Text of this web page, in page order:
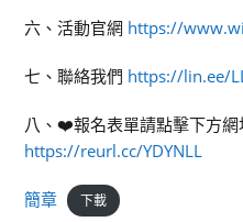
六、活動官網 https://
七、聯絡我們 https://lin.ee/
八、❤️報名表單請點擊下方
https://reurl.cc/YDYNLL
簡章 下載